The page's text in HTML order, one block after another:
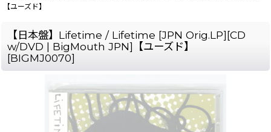
【ユーズド】
【日本盤】Lifetime / Lifetime [JPN Orig.LP][CD
w/DVD | BigMouth JPN]【ユーズド】
[BIGMJ0070]